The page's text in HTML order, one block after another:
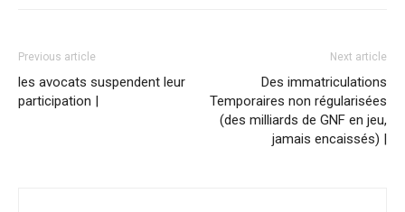
Previous article
les avocats suspendent leur
participation |
Next article
Des immatriculations
Temporaires non régularisées
(des milliards de GNF en jeu,
jamais encaissés) |